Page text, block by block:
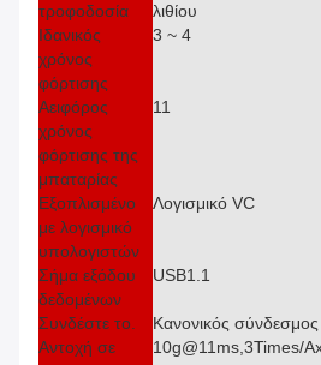
τροφοδοσία
λιθίου
Ιδανικός
χρόνος
φόρτισης
3 ~ 4
Αειφόρος
χρόνος
φόρτισης της
μπαταρίας
11
Εξοπλισμένο
με λογισμικό
υπολογιστών
Λογισμικό VC
Σήμα εξόδου
δεδομένων
USB1.1
Συνδέστε το.
Κανονικός
Αντοχή σε
10g@11ms,3Times/